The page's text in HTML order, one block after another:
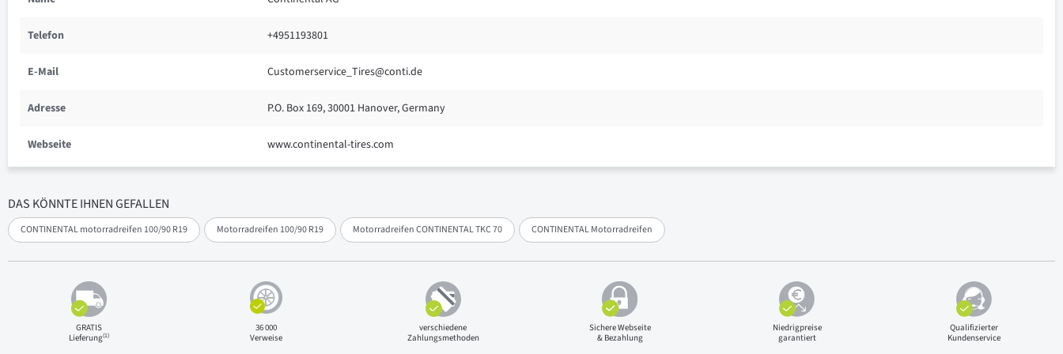
DAS KÖNNTE IHNEN GEFALLEN
CONTINENTAL motorradreifen 100/90 R19 Motorradreifen 100/90 R19 Motorradreifen CONTINENTAL TKC 70 CONTINENTAL Motorradreifen
Telefon +4951193801
E-Mail Customerservice_Tires@conti.de
Adresse P.O. Box 169, 30001 Hanover, Germany
Webseite www.continental-tires.com
GRATIS
Lieferung(1)
36 000
Verweise
verschiedene
Zahlungsmethoden
Sichere Webseite
& Bezahlung
Niedrigpreise
garantiert
Qualifizierter
Kundenservice